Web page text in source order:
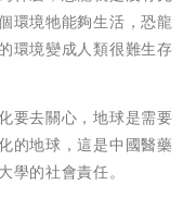
環境牠能夠生活，恐龍
環境變成人類很難生存
要去關心，地球是需要
的地球，這是中國醫藥
學的社會責任。